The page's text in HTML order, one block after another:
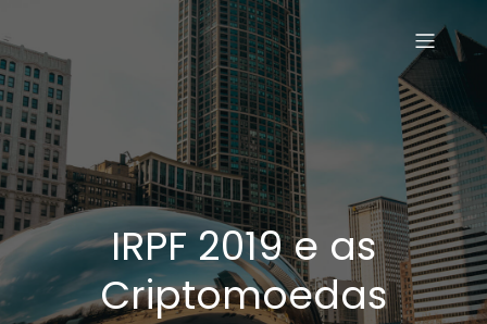
IRPF 2019 e as
Criptomoedas